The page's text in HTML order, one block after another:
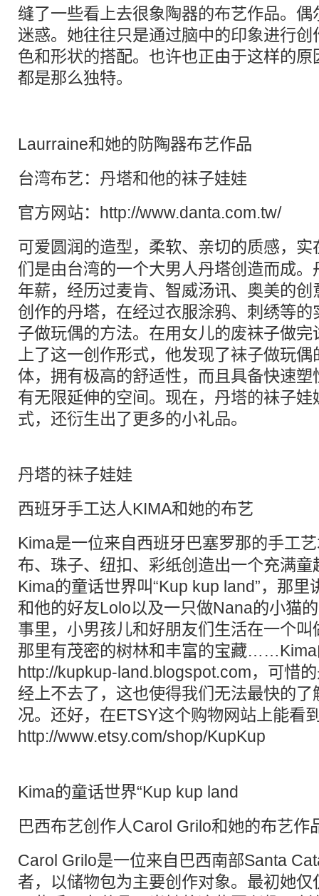
缝了一些看上去很象陶器的布艺作品。
迷惑。她往往只是通过脑中的印象进行
色和形状的搭配。也许也正由于这样的
都是那么独特。
Laurraine和她的防陶器布艺作品
台湾布艺：丹塔和他的袜子娃娃
官方网站：
http://www.danta.com.tw/
可爱圆润的造型，柔软、亲切的质感，
们是由台湾的一个大男人丹塔创造而成
年薪，经历过麦肯、智威汤讯、奥美的
创作的丹塔，在经过衣服涂鸦、刺绣等
子做玩偶的方法。在用女儿的废袜子做
上了这一创作形式，他发现了袜子做玩
体，拥有极高的舒适性，而且具备快速
有无限延伸的空间。现在，丹塔的袜子
式，还衍生出了更多的小礼品。
丹塔的袜子娃娃
西班牙手工达人KIMA和她的布艺
Kima是一位来自西班牙巴塞罗那的手工艺
布、珠子、纽扣、彩纸创造出一个充满
Kima的童话世界叫“Kup kup land”，那
和他的好友Lolo以及一只做Nana的小猫
事里，小男孩儿和好朋友们生活在一个
那里有茂密的树林和丰富的宝藏
http://kupkup-land.blogspot.com，可惜
经上不去了，这也使得我们无法最快的
况。还好，在ETSY这个购物网站上能看
http://www.etsy.com/shop/KupKup
Kima的童话世界“Kup kup land
巴西布艺创作人Carol Grilo和她的布艺作
Carol Grilo是一位来自巴西南部Santa
者，以储物包为主要创作对象。最初她